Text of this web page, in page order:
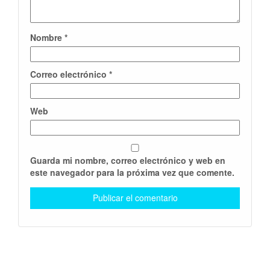
Nombre *
Correo electrónico *
Web
Guarda mi nombre, correo electrónico y web en
este navegador para la próxima vez que comente.